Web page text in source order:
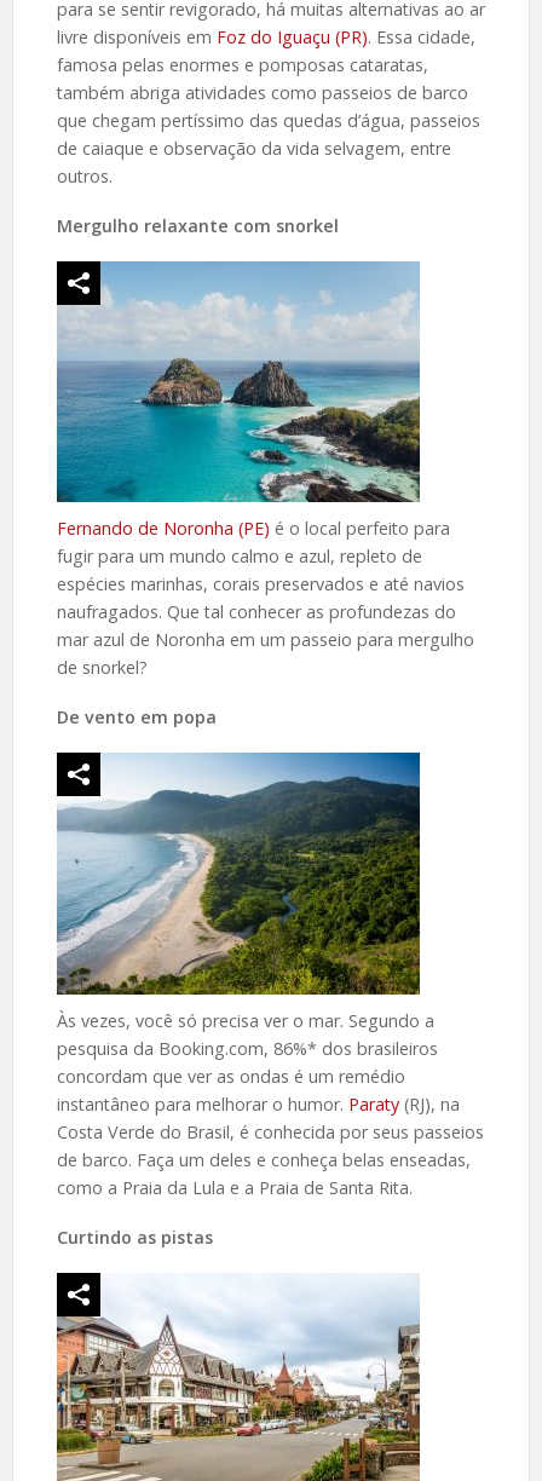
para se sentir revigorado, há muitas alternativas ao ar
livre disponíveis em Foz do Iguaçu (PR). Essa cidade,
famosa pelas enormes e pomposas cataratas,
também abriga atividades como passeios de barco
que chegam pertíssimo das quedas d’água, passeios
de caiaque e observação da vida selvagem, entre
outros.
Mergulho relaxante com snorkel
Fernando de Noronha (PE) é o local perfeito para
fugir para um mundo calmo e azul, repleto de
espécies marinhas, corais preservados e até navios
naufragados. Que tal conhecer as profundezas do
mar azul de Noronha em um passeio para mergulho
de snorkel?
De vento em popa
Às vezes, você só precisa ver o mar. Segundo a
pesquisa da Booking.com, 86%* dos brasileiros
concordam que ver as ondas é um remédio
instantâneo para melhorar o humor. Paraty(RJ), na
Costa Verde do Brasil, é conhecida por seus passeios
de barco. Faça um deles e conheça belas enseadas,
como a Praia da Lula e a Praia de Santa Rita.
Curtindo as pistas